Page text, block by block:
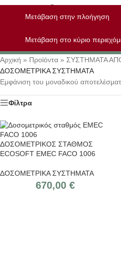
Μετάβαση στην πλοήγηση
Μετάβαση στο κύριο
Μενού
Αρχική » Προϊόντα » ΣΥΣΤΗΜΑΤΑ
ΔΟΣΟΜΕΤΡΙΚΑ ΣΥΣΤΗΜΑΤΑ
Εμφάνιση του μοναδικού
Φίλτρα
ΔΟΣΟΜΕΤΡΙΚΟΣ ΣΤΑΘΜΟΣ
ECOSOFT EMEC FACO 1006
ΔΟΣΟΜΕΤΡΙΚΑ ΣΥΣΤΗΜΑΤΑ
670,00 €